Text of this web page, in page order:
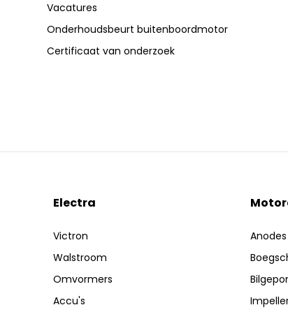
Vacatures
Onderhoudsbeurt buitenboordmotor
Certificaat van onderzoek
Electra
Victron
Walstroom
Omvormers
Accu's
Anodes